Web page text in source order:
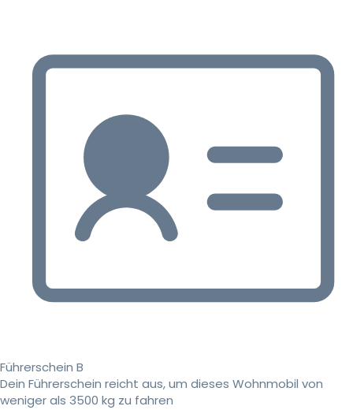
Führerschein B
Dein Führerschein reicht aus, um dieses Wohnmobil von
weniger als 3500 kg zu fahren